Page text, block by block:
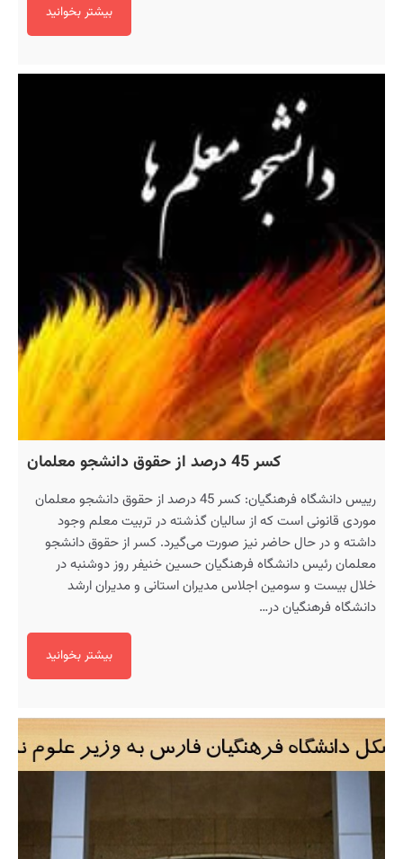
بیشتر بخوانید
کسر 45 درصد از حقوق دانشجو معلمان
رییس دانشگاه فرهنگیان: کسر 45 درصد از حقوق دانشجو معلمان
موردی قانونی است که از سالیان گذشته در تربیت معلم وجود
داشته و در حال حاضر نیز صورت می‌گیرد. کسر از حقوق دانشجو
معلمان رئیس دانشگاه فرهنگیان حسین خنیفر روز دوشنبه در
خلال بیست و سومین اجلاس مدیران استانی و مدیران ارشد
دانشگاه فرهنگیان در…
بیشتر بخوانید